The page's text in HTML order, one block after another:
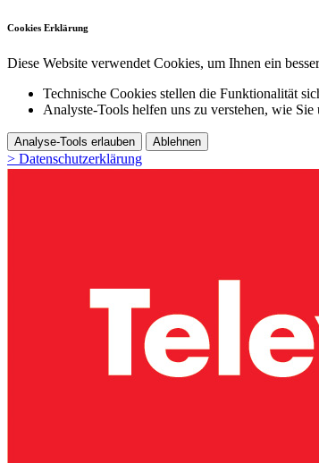
Cookies Erklärung
Diese Website verwendet Cookies, um Ihnen ein
Technische Cookies stellen die Funktionalität
Analyste-Tools helfen uns zu verstehen, wie Sie
Analyse-Tools erlauben Ablehnen
> Datenschutzerklärung